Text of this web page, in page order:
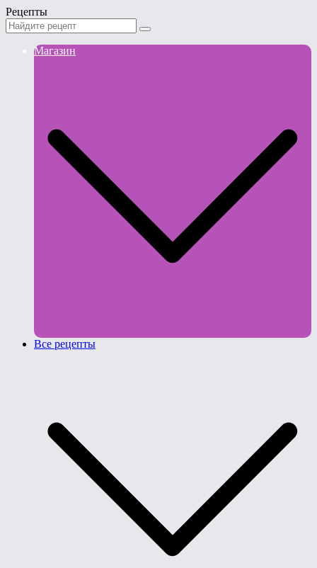
Рецепты
Магазин
Все рецепты